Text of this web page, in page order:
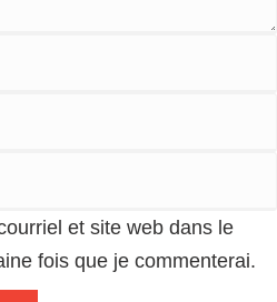
et site web dans le
fois que je commenterai.